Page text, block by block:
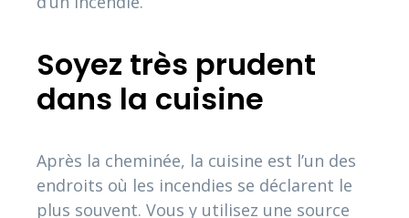
Soyez très prudent
dans la cuisine
Après la cheminée, la cuisine est l’un des
endroits où les incendies se déclarent le
plus souvent. Vous y utilisez une source